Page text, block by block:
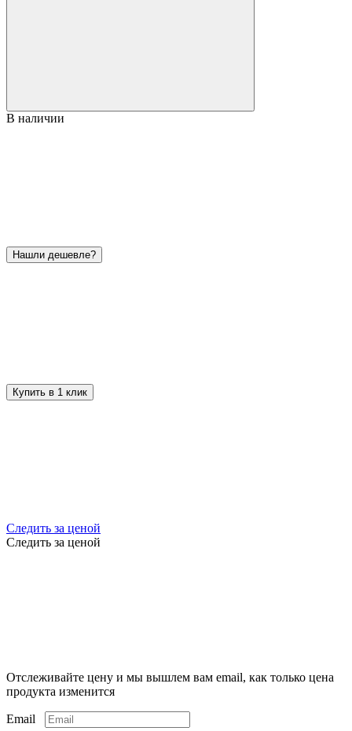
В наличии
Нашли дешевле?
Купить в 1 клик
Следить за ценой
Следить за ценой
Отслеживайте цену и мы вышлем вам email, как только цена
продукта изменится
Email